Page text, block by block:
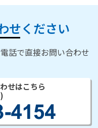
せください
話で直接お問い合わせ
せはこちら